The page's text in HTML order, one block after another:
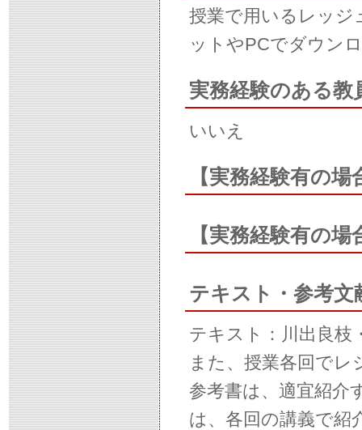
授業で用いるレッジ
ットやPCでダウン
実務経験のある教
いいえ
【実務経験有の
【実務経験有の
テキスト・参考文
テキスト：川出良枝
また、授業各回で
参考書は、適宜紹介
は、各回の講義で紹